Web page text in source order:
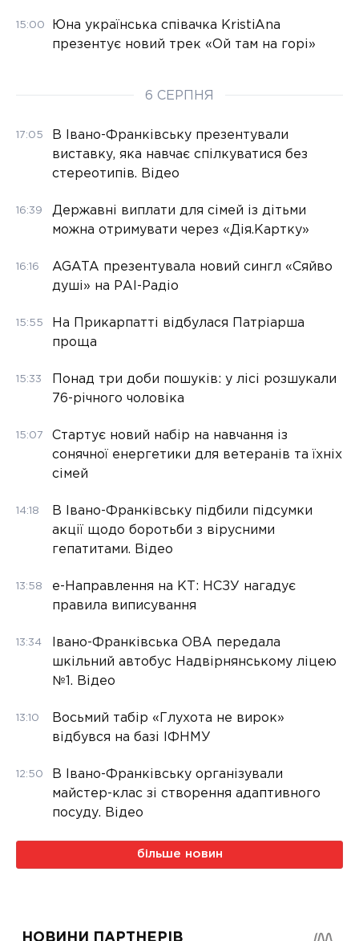
15:00
Юна українська співачка KristiAna
презентує новий трек «Ой там на горі»
6 СЕРПНЯ
17:05
В Івано-Франківську презентували
виставку, яка навчає спілкуватися без
стереотипів. Відео
16:39
Державні виплати для сімей із дітьми
можна отримувати через «Дія.Картку»
16:16
AGATA презентувала новий сингл «Сяйво
душі» на РАІ-Радіо
15:55
На Прикарпатті відбулася Патріарша
проща
15:33
Понад три доби пошуків: у лісі розшукали
76-річного чоловіка
15:07
Стартує новий набір на навчання із
сонячної енергетики для ветеранів та їхніх
сімей
14:18
В Івано-Франківську підбили підсумки
акції щодо боротьби з вірусними
гепатитами. Відео
13:58
е-Направлення на КТ: НСЗУ нагадує
правила виписування
13:34
Івано-Франківська ОВА передала
шкільний автобус Надвірнянському ліцею
№1. Відео
13:10
Восьмий табір «Глухота не вирок»
відбувся на базі ІФНМУ
12:50
В Івано-Франківську організували
майстер-клас зі створення адаптивного
посуду. Відео
більше новин